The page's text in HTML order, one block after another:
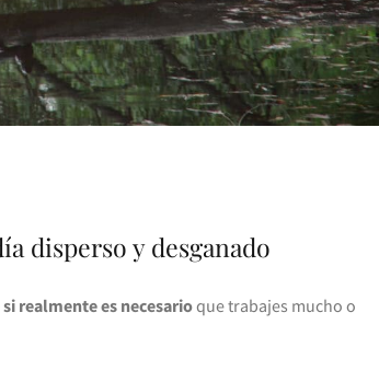
disperso y desganado
si realmente es necesarioque trabajes mucho o